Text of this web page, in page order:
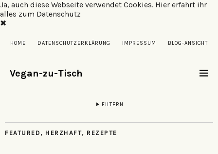
Ja, auch diese Webseite verwendet Cookies. Hier erfahrt ihr
alles zum Datenschutz
✖
HOME DATENSCHUTZERKLÄRUNG IMPRESSUM BLOG-ANSICHT
Vegan-zu-Tisch
FILTERN
FEATURED , HERZHAFT, REZEPTE